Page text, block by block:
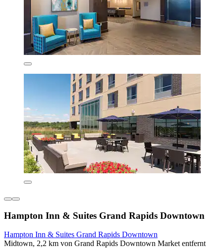
Hampton Inn & Suites Grand Rapids Downtown
Hampton Inn & Suites Grand Rapids Downtown
Midtown, 2,2 km von Grand Rapids Downtown Market entfernt